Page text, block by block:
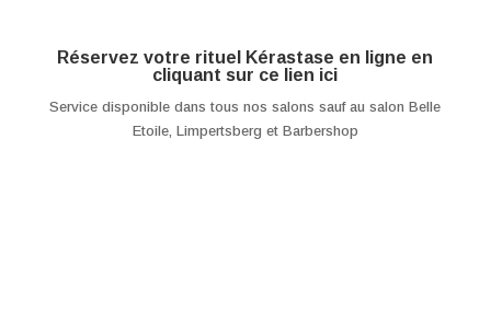
Réservez votre rituel Kérastase en ligne en
cliquant sur ce lien ici
Service disponible dans tous nos salons sauf au salon Belle
Etoile, Limpertsberg et Barbershop